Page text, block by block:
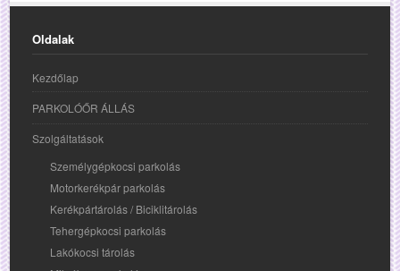
Oldalak
Kezdőlap
PARKOLÓŐR ÁLLÁS
Szolgáltatások
Személygépkocsi parkolás
Motorkerékpár parkolás
Kerékpártárolás / Biciklitárolás
Tehergépkocsi parkolás
Lakókocsi tárolás